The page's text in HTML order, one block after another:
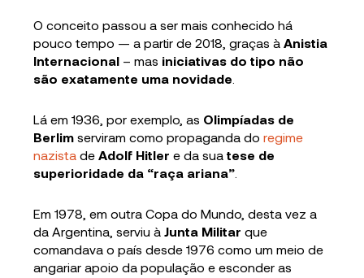
O conceito passou a ser mais conhecido há
pouco tempo — a partir de 2018, graças à Anistia
Internacional – mas iniciativas do tipo não
são exatamente uma novidade
Lá em 1936, por exemplo, as Olimpíadas de
Berlim serviram como propaganda do regime
nazista de Adolf Hitlere da suatese de
superioridade da “raça ariana”
Em 1978, em outra Copa do Mundo, desta vez a
da Argentina, serviu à Junta Militar que
comandava o país desde 1976 como um meio de
angariar apoio da população e esconder as